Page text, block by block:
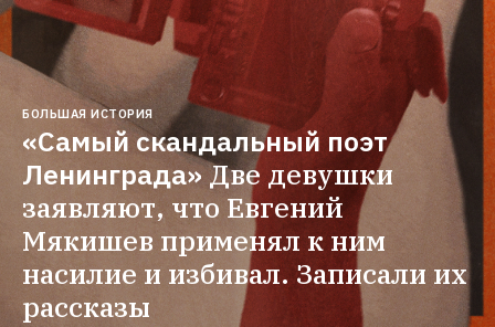
БОЛЬШАЯ ИСТОРИЯ
«Самый скандальный поэт
Ленинграда»Две девушки
заявляют, что Евгений
Мякишев применял к ним
насилие и избивал. Записали их
рассказы